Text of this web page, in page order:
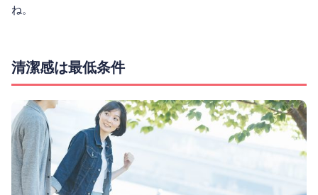
ね。
清潔感は最低条件